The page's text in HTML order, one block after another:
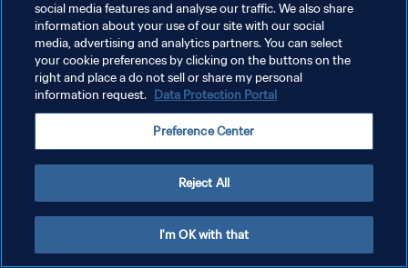
プライバシーポリシー
サービス利用規約
social media features and analyse our traffic. We also share
information about your use of our site with our social
media, advertising and analytics partners. You can select
your cookie preferences by clicking on the buttons on the
right and place a do not sell or share my personal
information request. Data Protection Portal
Preference Center
Reject All
I'm OK with that